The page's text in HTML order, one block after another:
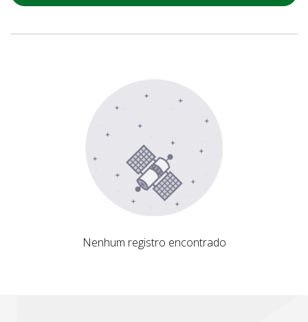
Nenhum registro encontrado
Nenhum registro encontrado